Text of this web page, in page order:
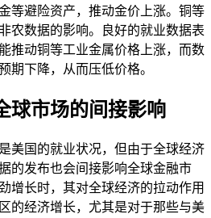
等避险资产，推动金价上涨。铜等
农数据的影响。良好的就业数据表
推动铜等工业金属价格上涨，而数
期下降，从而压低价格。
球市场的间接影响
美国的就业状况，但由于全球经济
的发布也会间接影响全球金融市
增长时，其对全球经济的拉动作用
的经济增长，尤其是对于那些与美